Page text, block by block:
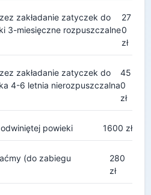
zakładanie zatyczek do
3-miesięczne rozpuszczalne
27
0
zł
zakładanie zatyczek do
4-6 letnia nierozpuszczalna
45
0
zł
powieki 1600 zł
(do zabiegu
280
zł